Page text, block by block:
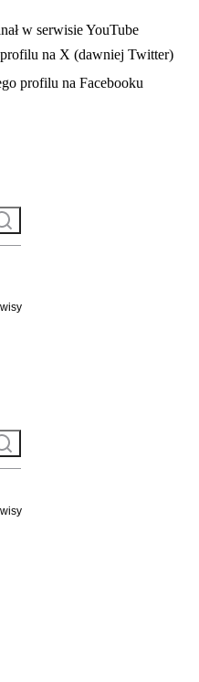
karcie
w serwisie YouTube
profilu na X (dawniej Twitter)
karcie
profilu na Facebooku